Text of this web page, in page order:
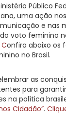
Público
uma ação
e nas
voto feminino
Confira abaixo os
no Brasil.
as
para
na política
Cidadão”.